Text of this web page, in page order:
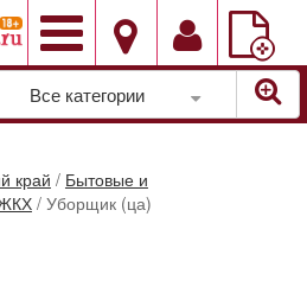
Добавить
вакансию
Все категории
край / Бытовые и
/ Уборщик (ца)